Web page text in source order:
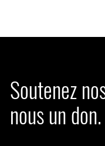
Soutenez
nous un don.